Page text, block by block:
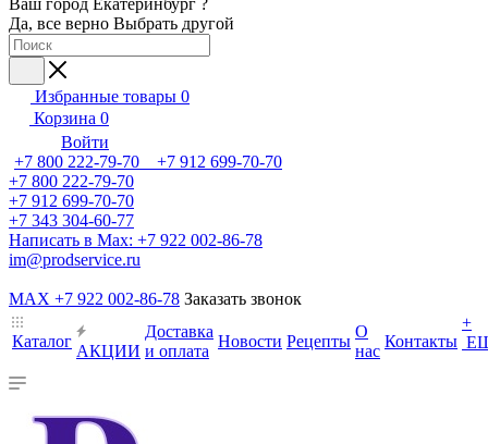
Ваш город Екатеринбург ?
Да, все верно Выбрать другой
Избранные товары 0
Корзина 0
Войти
+7 800 222-79-70 +7 912 699-70-70
+7 800 222-79-70
+7 912 699-70-70
+7 343 304-60-77
Написать в Max: +7 922 002-86-78
im@prodservice.ru
MAX +7 922 002-86-78 Заказать звонок
Каталог
АКЦИИ
Доставка
и оплата
Новости Рецепты
О
нас
Контакты
+